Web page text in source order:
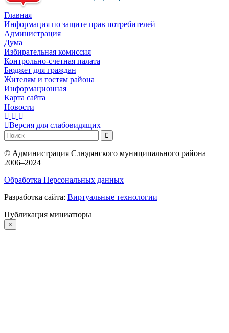
Главная
Информация по защите прав потребителей
Администрация
Дума
Избирательная комиссия
Контрольно-счетная палата
Бюджет для граждан
Жителям и гостям района
Информационная
Карта сайта
Новости
Версия для слабовидящих
© Администрация Слюдянского муниципального района
2006–2024
Обработка Персональных данных
Разработка сайта: Виртуальные технологии
Публикация миниатюры
×